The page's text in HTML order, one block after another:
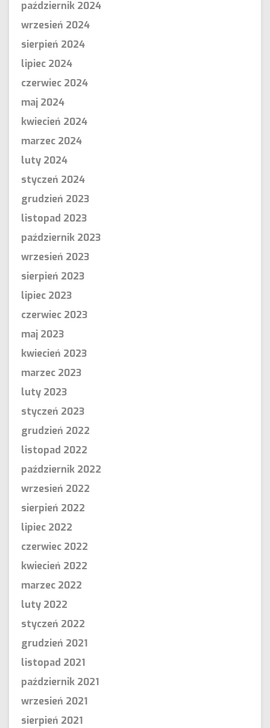
październik 2024
wrzesień 2024
sierpień 2024
lipiec 2024
czerwiec 2024
maj 2024
kwiecień 2024
marzec 2024
luty 2024
styczeń 2024
grudzień 2023
listopad 2023
październik 2023
wrzesień 2023
sierpień 2023
lipiec 2023
czerwiec 2023
maj 2023
kwiecień 2023
marzec 2023
luty 2023
styczeń 2023
grudzień 2022
listopad 2022
październik 2022
wrzesień 2022
sierpień 2022
lipiec 2022
czerwiec 2022
kwiecień 2022
marzec 2022
luty 2022
styczeń 2022
grudzień 2021
listopad 2021
październik 2021
wrzesień 2021
sierpień 2021